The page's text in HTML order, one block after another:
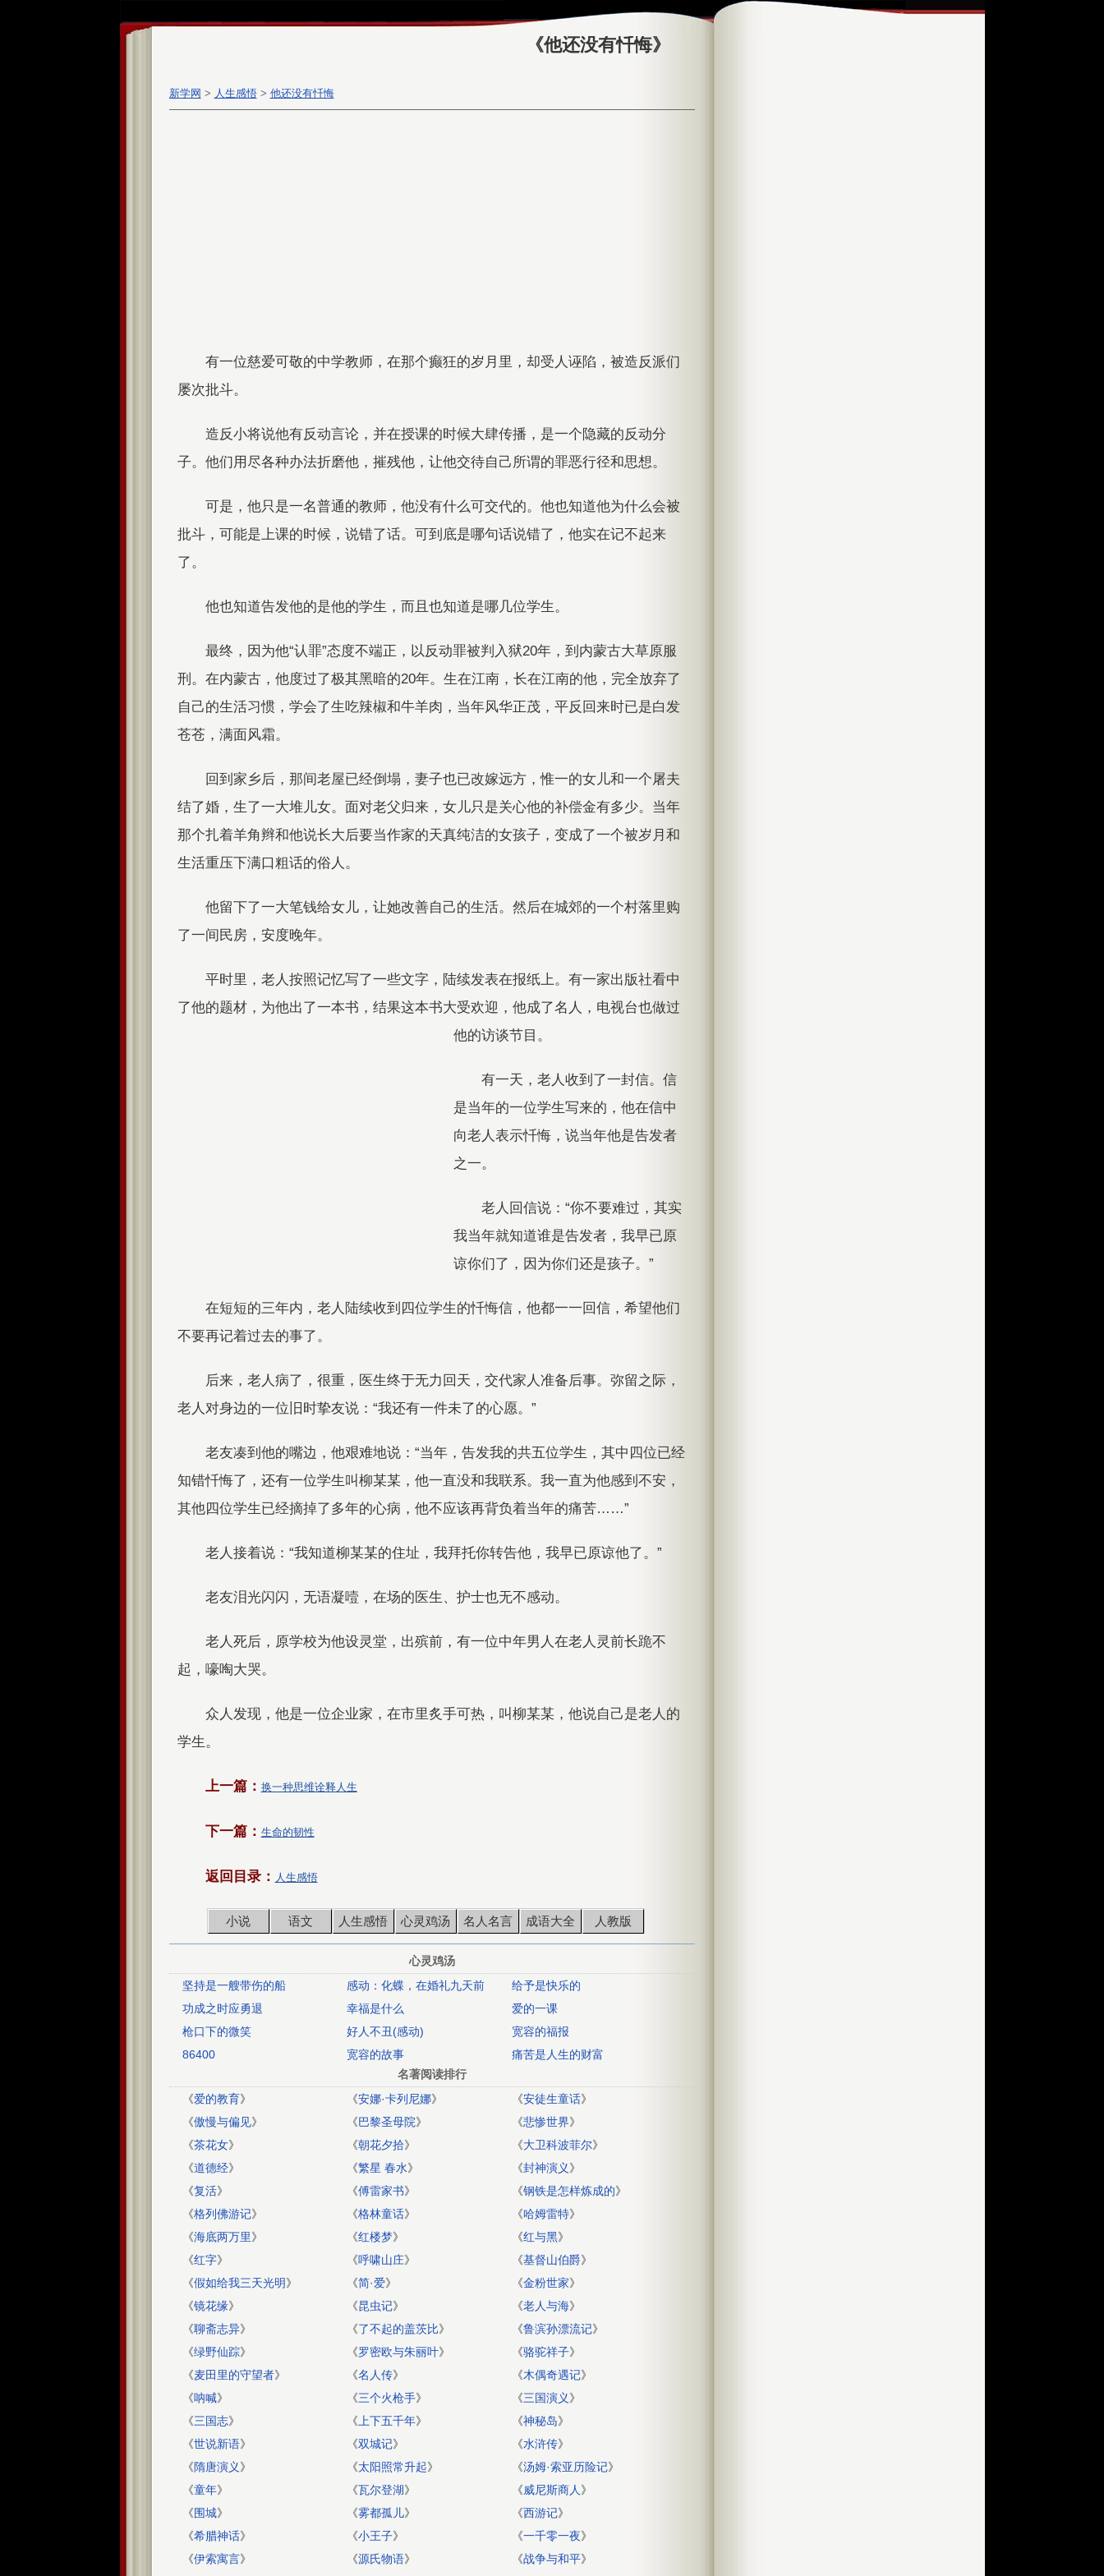
《他还没有忏悔》
新学网 > 人生感悟> 他还没有忏悔
有一位慈爱可敬的中学教师，在那个癫狂的岁月里，却受人诬陷，被造反派们
屡次批斗。
造反小将说他有反动言论，并在授课的时候大肆传播，是一个隐藏的反动分
子。他们用尽各种办法折磨他，摧残他，让他交待自己所谓的罪恶行径和思想。
可是，他只是一名普通的教师，他没有什么可交代的。他也知道他为什么会被
批斗，可能是上课的时候，说错了话。可到底是哪句话说错了，他实在记不起来
了。
他也知道告发他的是他的学生，而且也知道是哪几位学生。
最终，因为他“认罪”态度不端正，以反动罪被判入狱20年，到内蒙古大草原服
刑。在内蒙古，他度过了极其黑暗的20年。生在江南，长在江南的他，完全放弃了
自己的生活习惯，学会了生吃辣椒和牛羊肉，当年风华正茂，平反回来时已是白发
苍苍，满面风霜。
回到家乡后，那间老屋已经倒塌，妻子也已改嫁远方，惟一的女儿和一个屠夫
结了婚，生了一大堆儿女。面对老父归来，女儿只是关心他的补偿金有多少。当年
那个扎着羊角辫和他说长大后要当作家的天真纯洁的女孩子，变成了一个被岁月和
生活重压下满口粗话的俗人。
他留下了一大笔钱给女儿，让她改善自己的生活。然后在城郊的一个村落里购
了一间民房，安度晚年。
平时里，老人按照记忆写了一些文字，陆续发表在报纸上。有一家出版社看中
了他的题材，为他出了一本书，结果这本书大受欢迎，他成了名人，电视台也做过
他的访谈节目。
有一天，老人收到了一封信。信
是当年的一位学生写来的，他在信中
向老人表示忏悔，说当年他是告发者
之一。
老人回信说：“你不要难过，其实
我当年就知道谁是告发者，我早已原
谅你们了，因为你们还是孩子。”
在短短的三年内，老人陆续收到四位学生的忏悔信，他都一一回信，希望他们
不要再记着过去的事了。
后来，老人病了，很重，医生终于无力回天，交代家人准备后事。弥留之际，
老人对身边的一位旧时挚友说：“我还有一件未了的心愿。”
老友凑到他的嘴边，他艰难地说：“当年，告发我的共五位学生，其中四位已经
知错忏悔了，还有一位学生叫柳某某，他一直没和我联系。我一直为他感到不安，
其他四位学生已经摘掉了多年的心病，他不应该再背负着当年的痛苦……”
老人接着说：“我知道柳某某的住址，我拜托你转告他，我早已原谅他了。”
老友泪光闪闪，无语凝噎，在场的医生、护士也无不感动。
老人死后，原学校为他设灵堂，出殡前，有一位中年男人在老人灵前长跪不
起，嚎啕大哭。
众人发现，他是一位企业家，在市里炙手可热，叫柳某某，他说自己是老人的
学生。
上一篇： 换一种思维诠释人生
下一篇： 生命的韧性
返回目录： 人生感悟
小说 语文 人生感悟 心灵鸡汤 名人名言 成语大全 人教版
心灵鸡汤
坚持是一艘带伤的船
感动：化蝶，在婚礼九天前
给予是快乐的
功成之时应勇退
幸福是什么
爱的一课
枪口下的微笑
好人不丑(感动)
宽容的福报
86400
宽容的故事
痛苦是人生的财富
名著阅读排行
《爱的教育》 《安娜·卡列尼娜》 《安徒生童话》
《傲慢与偏见》 《巴黎圣母院》 《悲惨世界》
《茶花女》 《朝花夕拾》 《大卫科波菲尔》
《道德经》 《繁星 春水》 《封神演义》
《复活》 《傅雷家书》 《钢铁是怎样炼成的》
《格列佛游记》 《格林童话》 《哈姆雷特》
《海底两万里》 《红楼梦》 《红与黑》
《红字》 《呼啸山庄》 《基督山伯爵》
《假如给我三天光明》 《简·爱》 《金粉世家》
《镜花缘》 《昆虫记》 《老人与海》
《聊斋志异》 《了不起的盖茨比》 《鲁滨孙漂流记》
《绿野仙踪》 《罗密欧与朱丽叶》 《骆驼祥子》
《麦田里的守望者》 《名人传》 《木偶奇遇记》
《呐喊》 《三个火枪手》 《三国演义》
《三国志》 《 上下五千年》 《神秘岛》
《世说新语》 《双城记》 《水浒传》
《隋唐演义》 《太阳照常升起》 《汤姆·索亚历险记》
《童年》 《瓦尔登湖》 《威尼斯商人 》
《围城》 《雾都孤儿》 《西游记》
《希腊神话》 《小王子》 《一千零一夜》
《伊索寓言》 《源氏物语》 《战争与和平》